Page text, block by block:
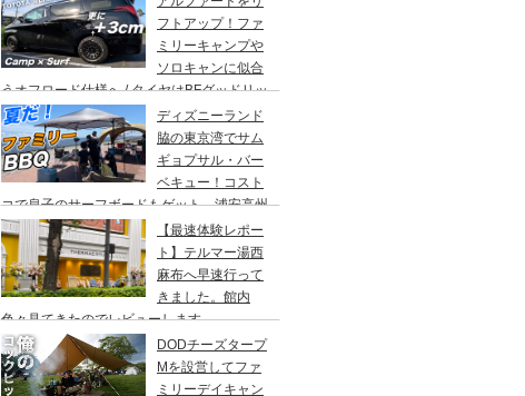
フトアップ！ファ
ミリーキャンプや
ソロキャンに似合
うオフロード仕様へ / タイヤはBFグッドリッ
チのオールテレーンTA。ホイールはデルタ
フォースのオーバル。アップサスはエスペリ
ア。
ディズニーランド
脇の東京湾でサム
ギョプサル・バー
ベキュー！コスト
コで息子のサーフボードもゲット、浦安高州
海浜公園、コールマンワンタッチタープ、フ
ァミリーキャンプ、BBQ
【最速体験レポー
ト】テルマー湯西
麻布へ早速行って
きました。館内
色々見てきたのでレビューします。
DODチーズタープ
Mを設営してファ
ミリーデイキャン